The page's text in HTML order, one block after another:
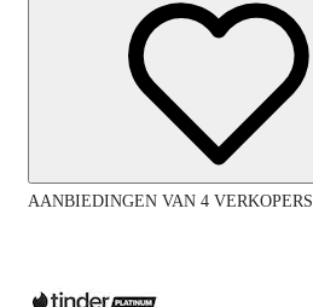
AANBIEDINGEN VAN 4 VERKOPERS